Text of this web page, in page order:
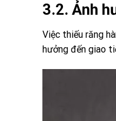
3.2. Ảnh
Việc thiếu răng
hưởng đến giao